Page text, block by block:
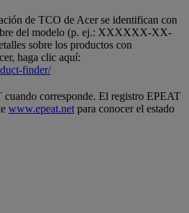
de TCO de Acer se identifican con
del modelo (p. ej.: XXXXXX-XX-
sobre los productos con
haga clic aquí:
finder/
corresponde. El registro EPEAT
www.epeat.netpara conocer el estado